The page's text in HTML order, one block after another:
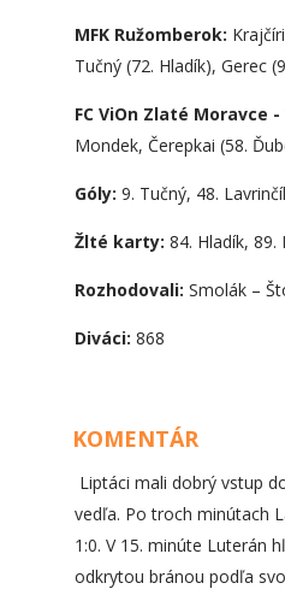
MFK Ružomberok:
Tučný (72. Hladík), Gerec
FC ViOn Zlaté Moravce
Mondek, Čerepkai (58.
Góly: 9. Tučný, 48.
Žlté karty: 84. Hladík, 89.
Rozhodovali: Smolák –
Diváci: 868
KOMENTÁR
Liptáci mali dobrý vstup
vedľa. Po troch minútach
1:0. V 15. minúte Luterán
odkrytou bránou podľa